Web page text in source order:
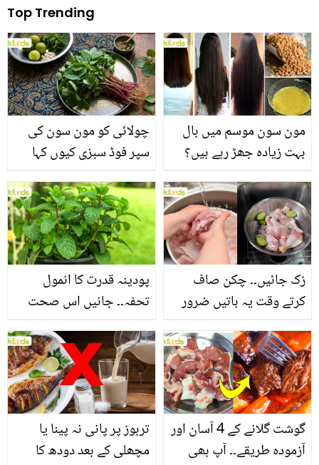
Top Trending
چولائی کو مون سون کی
سپر فوڈ سبزی کیوں کہا
منرلز اور اینٹی آکسیڈنٹس
سے بھرپور اس سبزی کے
فائدے
مون سون موسم میں بال
بہت زیادہ جھڑ رہے ہیں؟
بنانے کے چند قدرتی طریقے
پودینہ قدرت کا انمول
تحفہ۔۔ جانیں اس صحت
انگیز طبی فوائد
رُک جائیں۔۔ چکن صاف
کرتے وقت یہ باتیں ضرور
تربوز پر پانی نہ پینا یا
مچھلی کے بعد دودھ کا
گوشت گلانے کے 4 آسان اور
آزمودہ طریقے۔۔ آپ بھی